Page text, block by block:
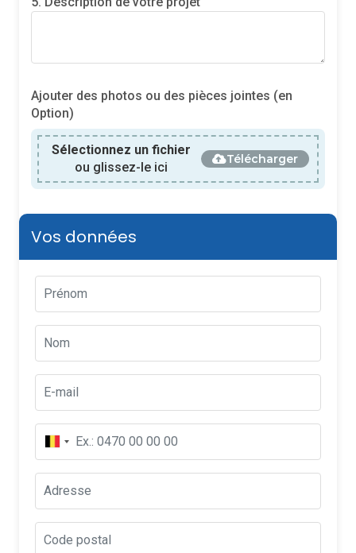
Ajouter des photos ou des pièces jointes (en
Option)
Sélectionnez un fichier
ou glissez-le ici
Télécharger
Vos données